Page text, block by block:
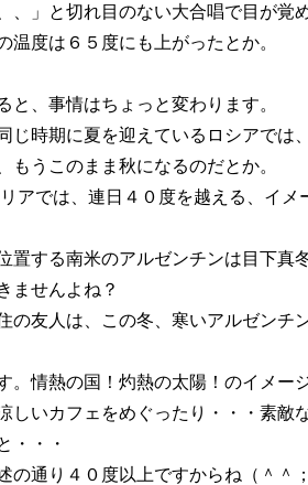
、」と切れ目のない大合唱で目が覚
温度は６５度にも上がったとか。
と、事情はちょっと変わります。
じ時期に夏を迎えているロシアでは
もうこのまま秋になるのだとか。
アでは、 連日４０度を越える、 イメ
置する南米のアルゼンチンは目下真
ませんよね？
の友人は、この冬、寒いアルゼンチ
。情熱の国！灼熱の太陽！のイメー
しいカフェ をめぐったり・・・素敵
・・・
の通り４０度以上ですからね（＾＾；